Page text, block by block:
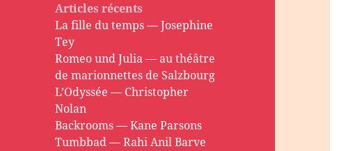
Articles récents
La fille du temps — Josephine
Tey
Romeo und Julia — au théâtre
de marionnettes de Salzbourg
L’Odyssée — Christopher
Nolan
Backrooms — Kane Parsons
Tumbbad — Rahi Anil Barve